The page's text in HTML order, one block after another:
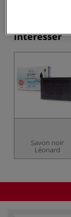
intéresser
Savon noir
Léonard